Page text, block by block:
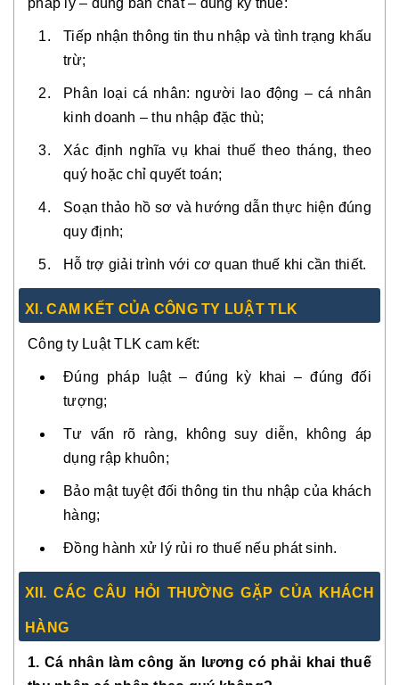
Tiếp nhận thông tin thu nhập và tình trạng khấu
trừ;
Phân loại cá nhân: người lao động – cá nhân
kinh doanh – thu nhập đặc thù;
Xác định nghĩa vụ khai thuế theo tháng, theo
quý hoặc chỉ quyết toán;
Soạn thảo hồ sơ và hướng dẫn thực hiện đúng
quy định;
Hỗ trợ giải trình với cơ quan thuế khi cần thiết.
XI. CAM KẾT CỦA CÔNG TY LUẬT TLK
Công ty Luật TLK cam kết:
Đúng pháp luật – đúng kỳ khai – đúng đối
tượng;
Tư vấn rõ ràng, không suy diễn, không áp
dụng rập khuôn;
Bảo mật tuyệt đối thông tin thu nhập của khách
hàng;
Đồng hành xử lý rủi ro thuế nếu phát sinh.
XII. CÁC CÂU HỎI THƯỜNG GẶP CỦA KHÁCH
HÀNG
1. Cá nhân làm công ăn lương có phải khai thuế